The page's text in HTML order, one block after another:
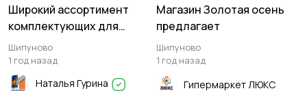
Широкий ассортимент
комплектующих для
доильных аппаратов в
Шипуново
Шипуново
1 год назад
Наталья Гурина
Магазин Золотая осень
предлагает
Шипуново
1 год назад
Гипермаркет ЛЮКС